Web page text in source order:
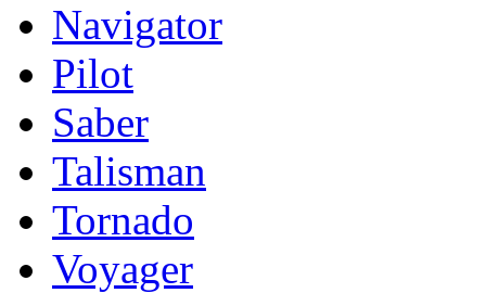
Navigator
Pilot
Saber
Talisman
Tornado
Voyager